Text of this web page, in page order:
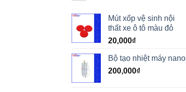
Mút xốp vệ sinh nội
thất xe ô tô màu đỏ
20,000₫
Bộ tạo nhiệt máy nano
200,000₫